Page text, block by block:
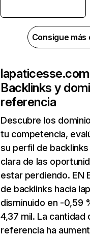
Consigue
lapaticesse.com
Backlinks y
referencia
Descubre los
tu competencia,
su perfil de
clara de las
estar perdiendo. EN
de backlinks hacia
disminuido en -0,59
4,37 mil. La cantidad
referencia ha